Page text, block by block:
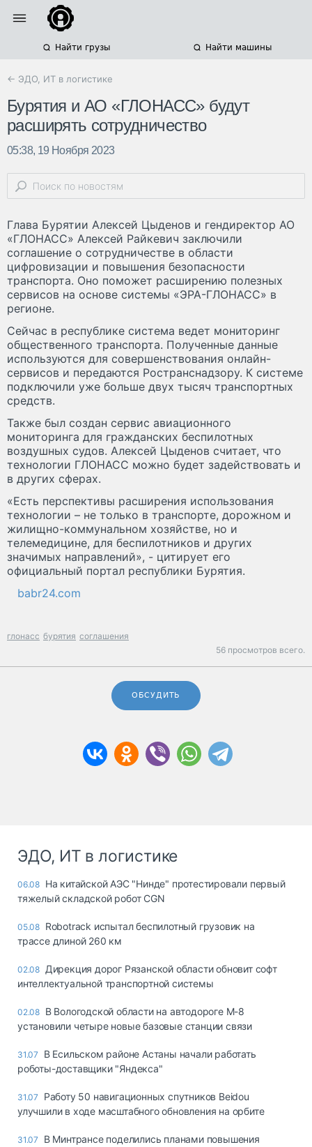
Найти грузы Найти машины
← ЭДО, ИТ в логистике
Бурятия и АО «ГЛОНАСС» будут
расширять сотрудничество
05:38, 19 Ноября 2023
Глава Бурятии Алексей Цыденов и гендиректор АО
«ГЛОНАСС» Алексей Райкевич заключили
соглашение о сотрудничестве в области
цифровизации и повышения безопасности
транспорта. Оно поможет расширению полезных
сервисов на основе системы «ЭРА-ГЛОНАСС» в
регионе.
Сейчас в республике система ведет мониторинг
общественного транспорта. Полученные данные
используются для совершенствования онлайн-
сервисов и передаются Ространснадзору. К системе
подключили уже больше двух тысяч транспортных
средств.
Также был создан сервис авиационного
мониторинга для гражданских беспилотных
воздушных судов. Алексей Цыденов считает, что
технологии ГЛОНАСС можно будет задействовать и
в других сферах.
«Есть перспективы расширения использования
технологии – не только в транспорте, дорожном и
жилищно-коммунальном хозяйстве, но и
телемедицине, для беспилотников и других
значимых направлений», - цитирует его
официальный портал республики Бурятия.
babr24.com
глонасс бурятия соглашения
56 просмотров всего.
ОБСУДИТЬ
ЭДО, ИТ в логистике
06.08 На китайской АЭС "Нинде" протестировали первый
тяжелый складской робот CGN
05.08 Robotrack испытал беспилотный грузовик на
трассе длиной 260 км
02.08 Дирекция дорог Рязанской области обновит софт
интеллектуальной транспортной системы
02.08 В Вологодской области на автодороге М-8
установили четыре новые базовые станции связи
31.07
В Есильском районе Астаны начали работать
роботы-доставщики "Яндекса"
31.07
Работу 50 навигационных спутников Beidou
улучшили в ходе масштабного обновления на орбите
31.07
В Минтрансе поделились планами повышения